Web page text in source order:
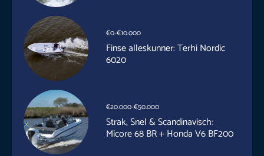
€0-€10.000
Finse alleskunner: Terhi Nordic
6020
€20.000-€50.000
Strak, Snel & Scandinavisch:
Micore 68 BR + Honda V6 BF200